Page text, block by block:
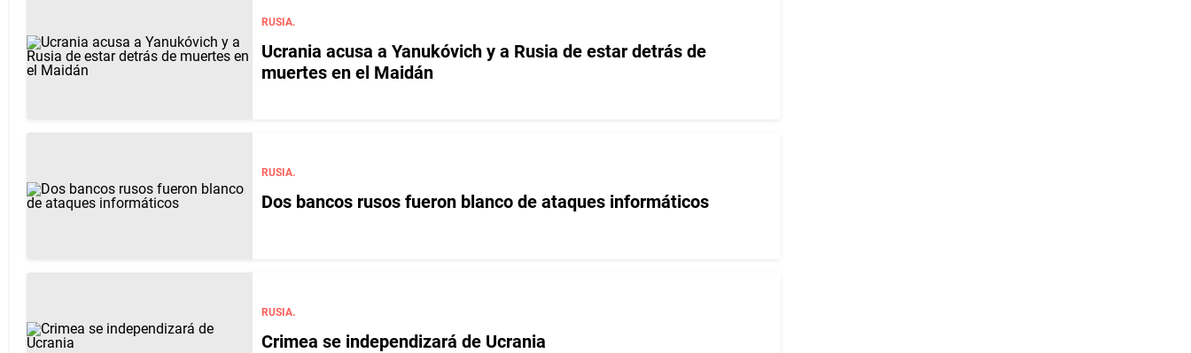
RUSIA.
Ucrania acusa a Yanukóvich y a Rusia de estar detrás de
muertes en el Maidán
RUSIA.
Dos bancos rusos fueron blanco de ataques informáticos
RUSIA.
Crimea se independizará de Ucrania